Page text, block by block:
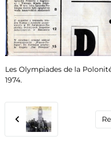
Les Olympiades de la
1974.